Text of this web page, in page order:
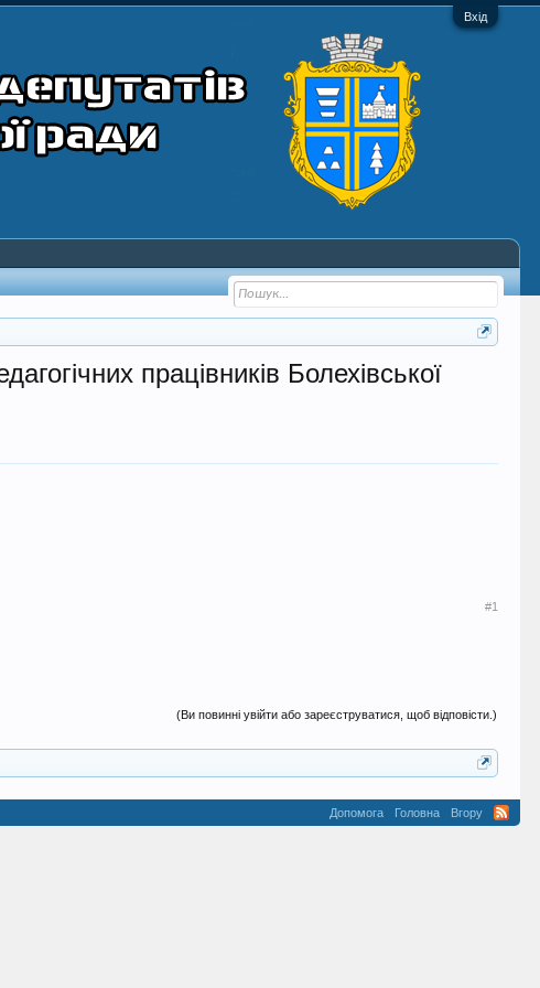
Вхід
працівників Болехівської
#1
(Ви повинні увійти або зареєструватися, щоб відповісти.)
Допомога Головна Вгору